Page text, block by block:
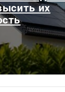
их